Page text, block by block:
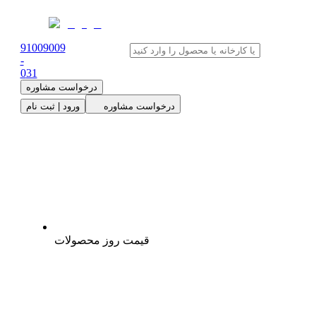
91009009
-
031
درخواست مشاوره
ورود | ثبت نام
درخواست مشاوره
قیمت روز محصولات